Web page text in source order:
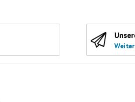
Weiter